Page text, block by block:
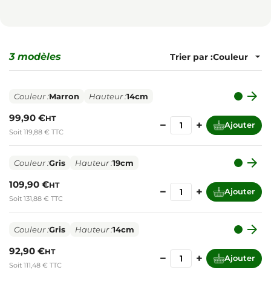
3 modèles Trier par :
Couleur :Marron Hauteur :14cm 
99,90 €HT
Soit 119,88 € TTC
− + Ajouter
Couleur :Gris Hauteur :19cm 
109,90 €HT
Soit 131,88 € TTC
− + Ajouter
Couleur :Gris Hauteur :14cm 
92,90 €HT
Soit 111,48 € TTC
− + Ajouter